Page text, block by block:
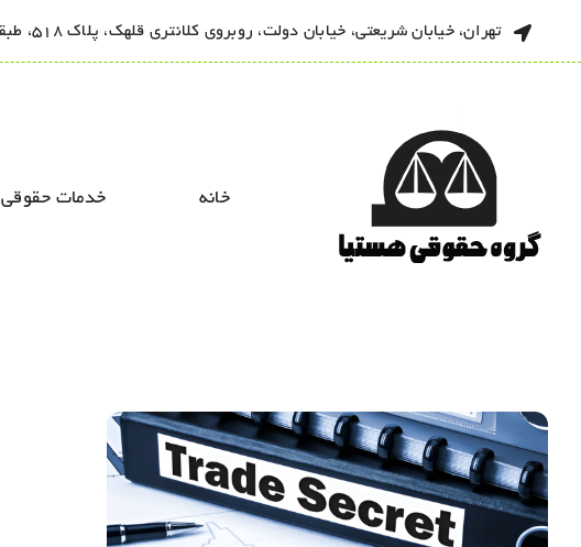
تهران، خیابان شریعتی، خیابان دولت، روبروی کلانتری قلهک، پلاک 518، طبقه اول
خانه خدمات حقوقی